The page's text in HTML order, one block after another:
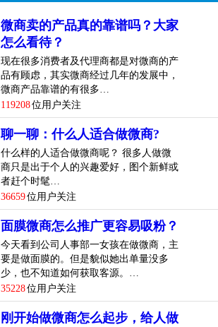
微商卖的产品真的靠谱吗？大家
怎么看待？
现在很多消费者及代理商都是对微商的产
品有顾虑，其实微商经过几年的发展中，
微商产品靠谱的有很多…
119208位用户关注
聊一聊：什么人适合做微商?
什么样的人适合做微商呢？ 很多人做微
商只是出于个人的兴趣爱好，图个新鲜或
者赶个时髦…
36659位用户关注
面膜微商怎么推广更容易吸粉？
今天看到公司人事部一女孩在做微商，主
要是做面膜的。但是貌似她出单量没多
少，也不知道如何获取客源。…
35228位用户关注
刚开始做微商怎么起步，给人做